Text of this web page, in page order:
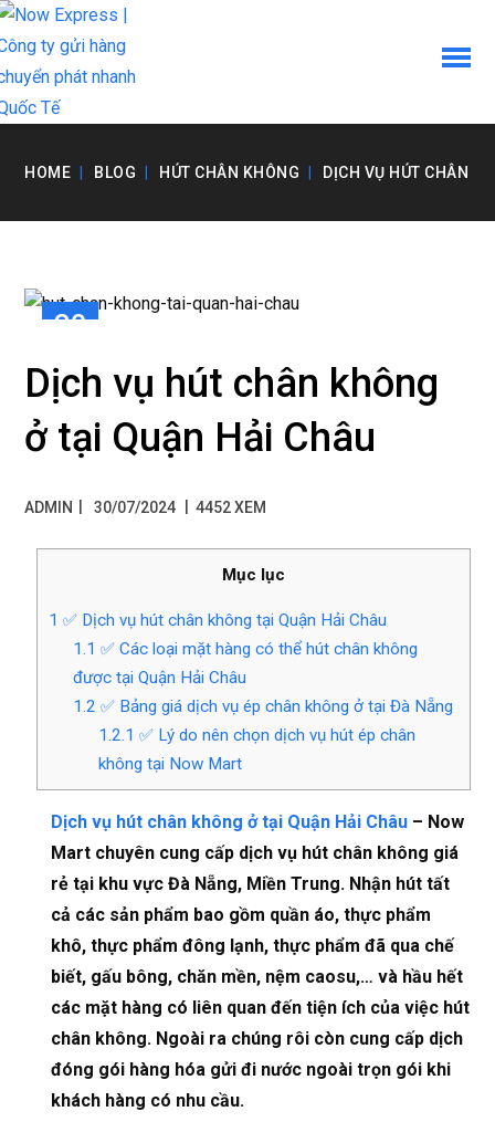
HOME BLOG HÚT CHÂN KHÔNG DỊCH VỤ HÚT CHÂN
30
Dịch vụ hút chân không
ở tại Quận Hải Châu
ADMIN 30/07/2024 4452 XEM
Mục lục
1 ✅ Dịch vụ hút chân không tại Quận Hải Châu
1.1 ✅ Các loại mặt hàng có thể hút chân không
được tại Quận Hải Châu
1.2 ✅ Bảng giá dịch vụ ép chân không ở tại Đà Nẵng
1.2.1 ✅ Lý do nên chọn dịch vụ hút ép chân
không tại Now Mart
Dịch vụ hút chân không ở tại Quận Hải Châu – Now
Mart chuyên cung cấp dịch vụ hút chân không giá
rẻ tại khu vực Đà Nẵng, Miền Trung. Nhận hút tất
cả các sản phẩm bao gồm quần áo, thực phẩm
khô, thực phẩm đông lạnh, thực phẩm đã qua chế
biết, gấu bông, chăn mền, nệm caosu,… và hầu hết
các mặt hàng có liên quan đến tiện ích của việc hút
chân không. Ngoài ra chúng rôi còn cung cấp dịch
đóng gói hàng hóa gửi đi nước ngoài trọn gói khi
khách hàng có nhu cầu.